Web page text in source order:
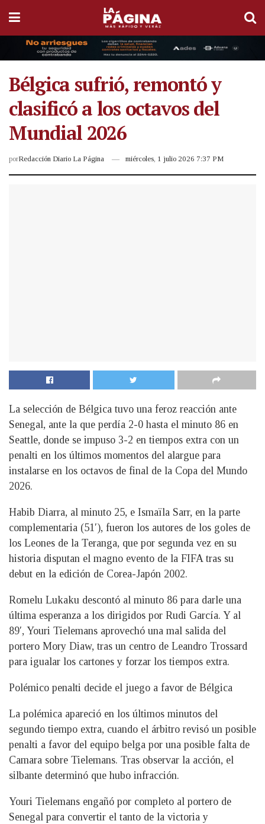
Bélgica sufrió, remontó y
clasificó a los octavos del
Mundial 2026
porRedacción Diario La Página miércoles, 1 julio 2026 7:37 PM
La selección de Bélgica tuvo una feroz reacción ante
Senegal, ante la que perdía 2-0 hasta el minuto 86 en
Seattle, donde se impuso 3-2 en tiempos extra con un
penalti en los últimos momentos del alargue para
instalarse en los octavos de final de la Copa del Mundo
2026.
Habib Diarra, al minuto 25, e Ismaïla Sarr, en la parte
complementaria (51′), fueron los autores de los goles de
los Leones de la Teranga, que por segunda vez en su
historia disputan el magno evento de la FIFA tras su
debut en la edición de Corea-Japón 2002.
Romelu Lukaku descontó al minuto 86 para darle una
última esperanza a los dirigidos por Rudi García. Y al
89′, Youri Tielemans aprovechó una mal salida del
portero Mory Diaw, tras un centro de Leandro Trossard
para igualar los cartones y forzar los tiempos extra.
Polémico penalti decide el juego a favor de Bélgica
La polémica apareció en los últimos minutos del
segundo tiempo extra, cuando el árbitro revisó un posible
penalti a favor del equipo belga por una posible falta de
Camara sobre Tielemans. Tras observar la acción, el
silbante determinó que hubo infracción.
Youri Tielemans engañó por completo al portero de
Senegal para convertir el tanto de la victoria y